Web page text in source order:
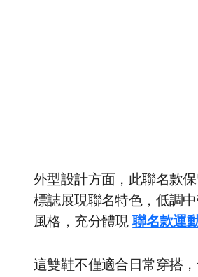
外型設計方面，此聯名款
標誌展現聯名特色，低調
風格，充分體現聯名款運
這雙鞋不僅適合日常穿搭